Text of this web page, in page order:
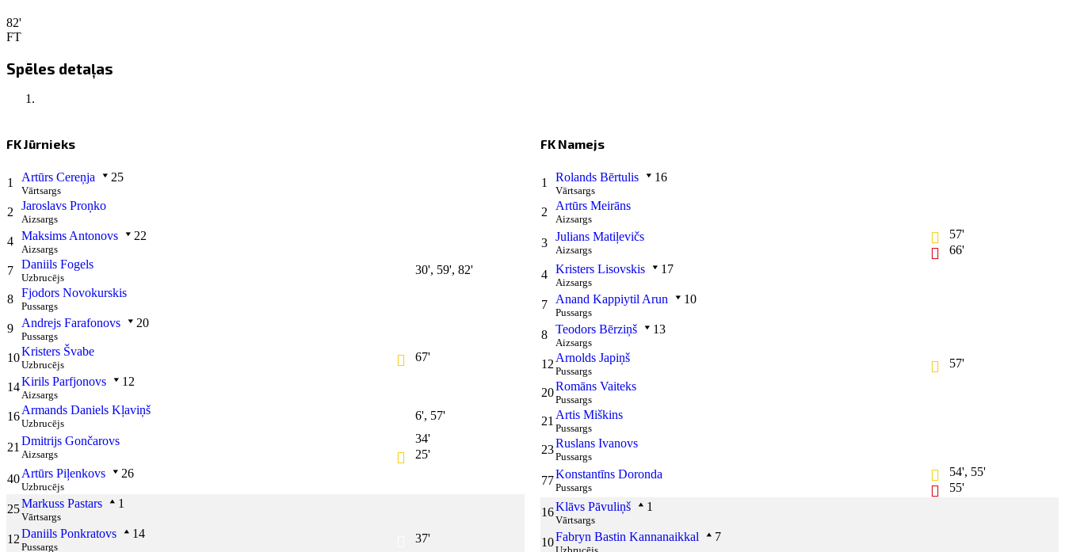
82'
FT
Spēles detaļas
FK Jūrnieks
1 Artūrs Cereņja 25
Vārtsargs
2 Jaroslavs Proņko
Aizsargs
4 Maksims Antonovs 22
Aizsargs
7 Daniils Fogels
Uzbrucējs
30', 59', 82'
8 Fjodors Novokurskis
Pussargs
9 Andrejs Farafonovs 20
Pussargs
10Kristers Švabe
Uzbrucējs
67'
14Kirils Parfjonovs 12
Aizsargs
16Armands Daniels Kļaviņš
Uzbrucējs
6', 57'
21 Dmitrijs Gončarovs
Aizsargs
34'
25'
40Artūrs Piļenkovs 26
Uzbrucējs
25Markuss Pastars 1
Vārtsargs
12Daniils Ponkratovs 14
Pussargs
37'
FK Namejs
1 Rolands Bērtulis 16
Vārtsargs
2 Artūrs Meirāns
Aizsargs
3 Julians Matiļevičs
Aizsargs
57'
66'
4 Kristers Lisovskis 17
Aizsargs
7 Anand Kappiytil Arun 10
Pussargs
8 Teodors Bērziņš 13
Aizsargs
12 Arnolds Japiņš
Pussargs
57'
20Romāns Vaiteks
Pussargs
21 Artis Miškins
Pussargs
23Ruslans Ivanovs
Pussargs
77Konstantīns Doronda
Pussargs
54', 55'
55'
16Klāvs Pāvuliņš 1
Vārtsargs
10Fabryn Bastin Kannanaikkal 7